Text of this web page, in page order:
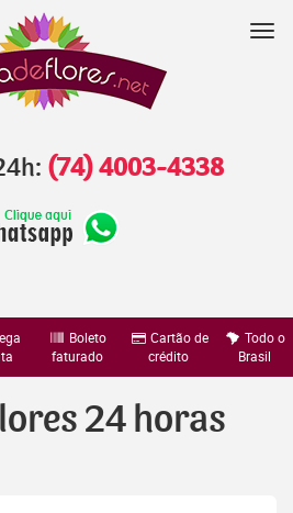
(74) 4003-4338
Boleto
faturado
Cartão de
crédito
Todo o
Brasil
24 horas